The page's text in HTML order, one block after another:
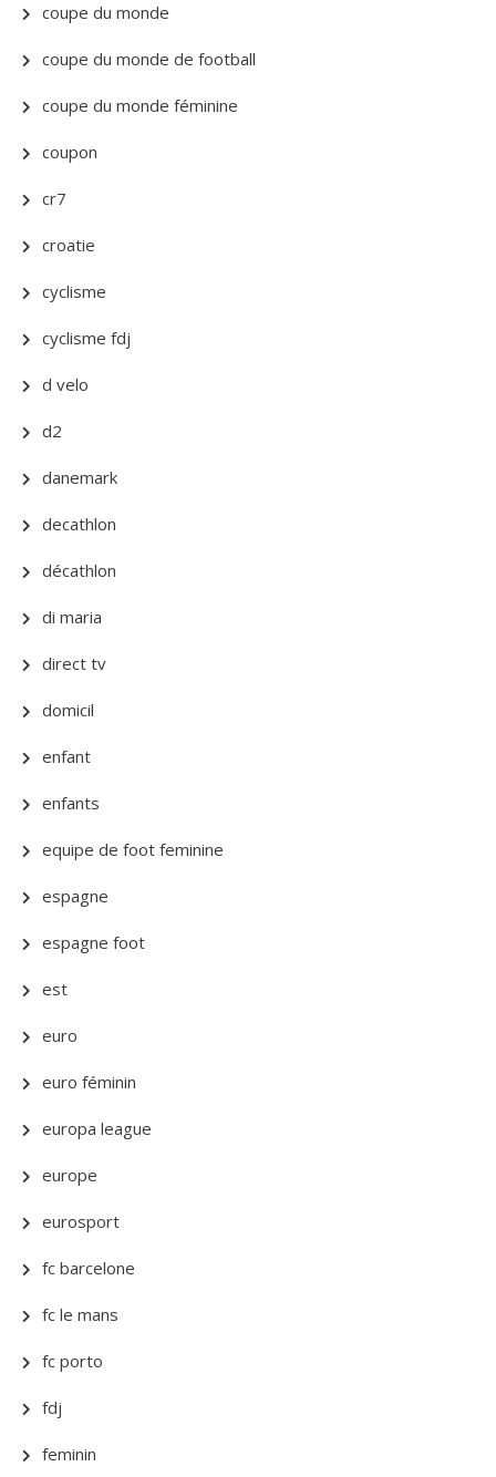
coupe du monde
coupe du monde de football
coupe du monde féminine
coupon
cr7
croatie
cyclisme
cyclisme fdj
d velo
d2
danemark
decathlon
décathlon
di maria
direct tv
domicil
enfant
enfants
equipe de foot feminine
espagne
espagne foot
est
euro
euro féminin
europa league
europe
eurosport
fc barcelone
fc le mans
fc porto
fdj
feminin